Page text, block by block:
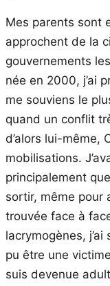
Mes parents sont
approchent de la
gouvernements
née en 2000, j’ai
me souviens le
quand un conflit
d’alors lui-même,
mobilisations.
principalement
sortir, même pour
trouvée face à
lacrymogènes,
pu être une
suis devenue